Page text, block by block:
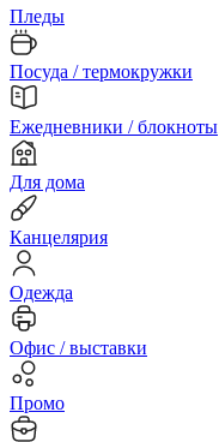
Пледы
Посуда / термокружки
Ежедневники / блокноты
Для дома
Канцелярия
Одежда
Офис / выставки
Промо